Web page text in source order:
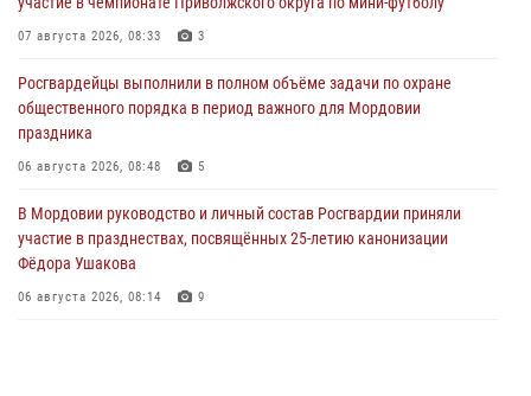
07 августа 2026, 08:33 3
Росгвардейцы выполнили в полном объёме задачи по охране
общественного порядка в период важного для Мордовии
праздника
06 августа 2026, 08:48 5
В Мордовии руководство и личный состав Росгвардии приняли
участие в празднествах, посвящённых 25-летию канонизации
Фёдора Ушакова
06 августа 2026, 08:14 9